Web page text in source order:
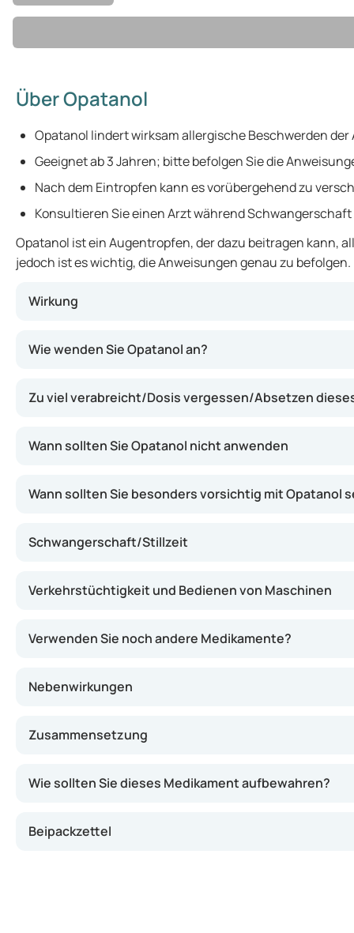
Über Opatanol
Opatanol lindert wirksam allergische Beschwerden der
Geeignet ab 3 Jahren; bitte befolgen Sie die
Nach dem Eintropfen kann es vorübergehend zu
Konsultieren Sie einen Arzt während
Opatanol ist ein Augentropfen, der dazu beitragen kann,
jedoch ist es wichtig, die Anweisungen genau zu befolgen.
Wirkung
Wie wenden Sie Opatanol an?
Zu viel verabreicht/Dosis vergessen/Absetzen
Wann sollten Sie Opatanol nicht anwenden
Wann sollten Sie besonders vorsichtig mit Opatanol
Schwangerschaft/Stillzeit
Verkehrstüchtigkeit und Bedienen von Maschinen
Verwenden Sie noch andere Medikamente?
Nebenwirkungen
Zusammensetzung
Wie sollten Sie dieses Medikament aufbewahren?
Beipackzettel